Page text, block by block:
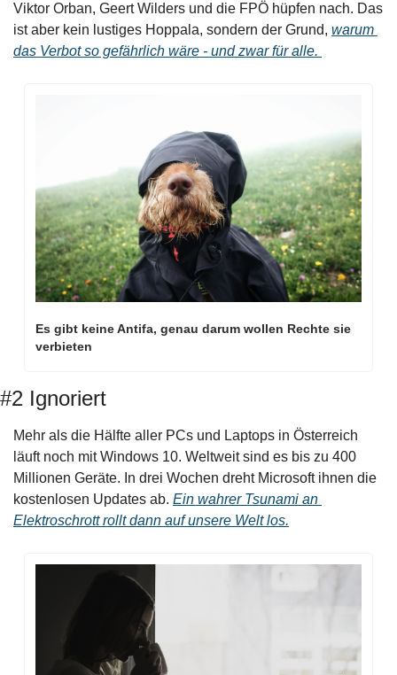
Viktor Orban, Geert Wilders und die FPÖ hüpfen nach. Das
ist aber kein lustiges Hoppala, sondern der Grund, warum
das Verbot so gefährlich wäre - und zwar für alle.
Es gibt keine Antifa, genau darum wollen Rechte sie
verbieten
#2 Ignoriert
Mehr als die Hälfte aller PCs und Laptops in Österreich
läuft noch mit Windows 10. Weltweit sind es bis zu 400
Millionen Geräte. In drei Wochen dreht Microsoft ihnen die
kostenlosen Updates ab. Ein wahrer Tsunami an
Elektroschrott rollt dann auf unsere Welt los.